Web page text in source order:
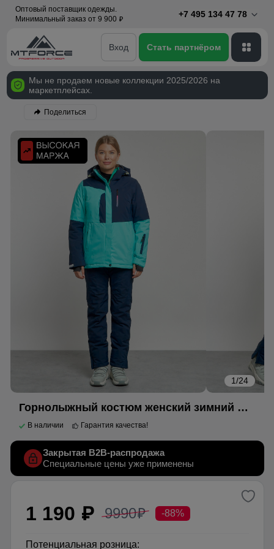
Оптовый поставщик одежды.
Минимальный заказ от 9 900 p
+7 495 134 47 78
Вход Стать партнёром
Мы не продаем новые коллекции 2025/2026 на
маркетплейсах.
Поделиться
1/24
Горнолыжный костюм женский зимний бирюзового цвета 03307Br
В наличии Гарантия качества!
Закрытая B2B-распродажа
Специальные цены уже применены
1 190 p 9990p -88%
Потенциальная розница: